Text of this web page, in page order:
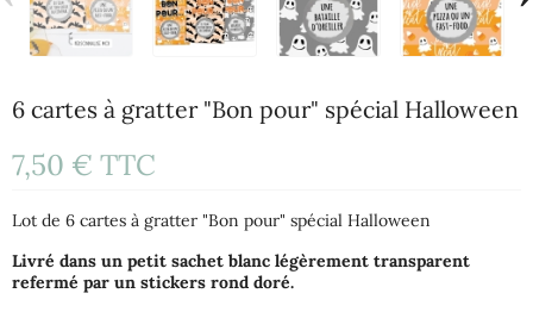
6 cartes à gratter "Bon pour" spécial Halloween
7,50 € TTC
Lot de 6 cartes à gratter "Bon pour" spécial Halloween
Livré dans un petit sachet blanc légèrement transparent
refermé par un stickers rond doré.